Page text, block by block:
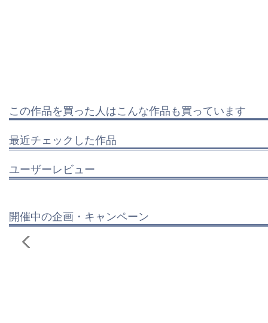
この作品を買った人はこんな作品も買っています
最近チェックした作品
ユーザーレビュー
開催中の企画・キャンペーン